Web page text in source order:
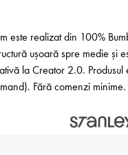
este realizat din 100%
ușoară spre medie și
la Creator 2.0. Produsul
Fără comenzi minime.